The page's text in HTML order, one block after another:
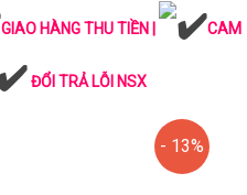
GIAO HÀNG THU TIỀN | CAM
ĐỔI TRẢ LỖI NSX
- 13%